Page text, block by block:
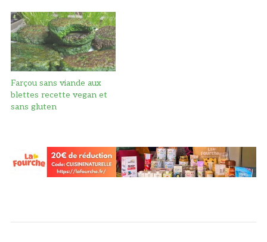
Farçou sans viande aux
blettes recette vegan et
sans gluten